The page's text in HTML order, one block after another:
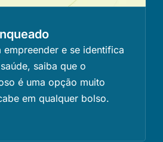
empreender e se identifica
saiba que o
é uma opção muito
em qualquer bolso.